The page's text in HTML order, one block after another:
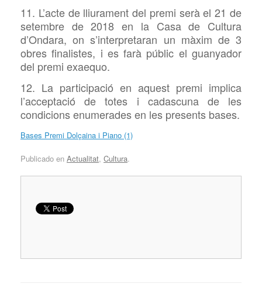
11. L’acte de lliurament del premi serà el 21 de
setembre de 2018 en la Casa de Cultura
d’Ondara, on s’interpretaran un màxim de 3
obres finalistes, i es farà públic el guanyador
del premi exaequo.
12. La participació en aquest premi implica
l’acceptació de totes i cadascuna de les
condicions enumerades en les presents bases.
Bases Premi Dolçaina i Piano (1)
Publicado en Actualitat, Cultura.